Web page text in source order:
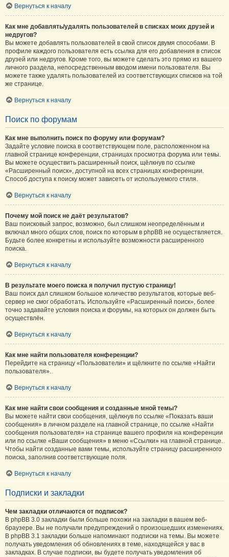
Вернуться к началу
Как мне добавлять/удалять пользователей в списках моих друзей и
недругов?
Вы можете добавлять пользователей в свой список двумя способами. В
профиле каждого пользователя есть ссылка для его добавления в список
друзей или недругов. Кроме того, вы можете сделать это прямо из вашего
личного раздела, непосредственным вводом имени пользователя. Вы
можете также удалять пользователей из соответствующих списков на той
же странице.
Вернуться к началу
Поиск по форумам
Как мне выполнить поиск по форуму или форумам?
Задайте условие поиска в соответствующем поле, расположенном на
главной странице конференции, страницах просмотра форума или темы.
Вы можете осуществить расширенный поиск, щёлкнув по ссылке
«Расширенный поиск», доступной на всех страницах конференции.
Способ доступа к поиску может зависеть от используемого стиля.
Вернуться к началу
Почему мой поиск не даёт результатов?
Ваш поисковый запрос, возможно, был слишком неопределённым и
включал много общих слов, поиск по которым в phpBB не осуществляется.
Будьте более конкретны и используйте возможности расширенного
поиска.
Вернуться к началу
В результате моего поиска я получил пустую страницу!
Ваш поиск дал слишком большое количество результатов, которые веб-
сервер не смог обработать. Используйте «Расширенный поиск», более
точно задавайте условия поиска и форумы, на которых он должен быть
осуществлён.
Вернуться к началу
Как мне найти пользователя конференции?
Перейдите на страницу «Пользователи» и щёлкните по ссылке «Найти
пользователя».
Вернуться к началу
Как мне найти свои сообщения и созданные мной темы?
Вы можете найти свои сообщения, щёлкнув по ссылке «Показать ваши
сообщения» в личном разделе на главной странице, по ссылке «Найти
сообщения пользователя» на странице вашего профиля на конференции
или по ссылке «Ваши сообщения» в меню «Ссылки» на главной странице.
Чтобы найти созданные вами темы, используйте страницу расширенного
поиска, заполнив соответствующие поля.
Вернуться к началу
Подписки и закладки
Чем закладки отличаются от подписок?
В phpBB 3.0 закладки были больше похожи на закладки в вашем веб-
браузере. Вы не получали предупреждений о произошедших изменениях.
В phpBB 3.1 закладки больше напоминают подписки на темы. Вы можете
получать уведомления об обновлениях в теме, находящейся у вас в
закладках. В случае подписки, вы будете получать уведомления об